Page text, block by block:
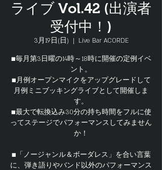
ライブ Vol.42 (出演者
受付中！)
3月19日(日)
  |
Live Bar ACORDE
■毎月第3日曜の14時～18時に開催の定例イベ
ント。
■月例オープンマイクをアップグレードして
月例ミニブッキングライブとして開催しま
す。
■最大で転換込み30分の持ち時間をフルに使
ってステージでパフォーマンスしてみません
か！
■「ノージャンル＆ボーダレス」を合い言葉
に、弾き語りやバンド以外のパフォーマンス